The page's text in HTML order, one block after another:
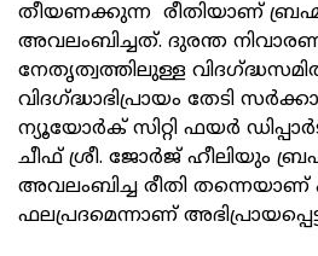
തീയണക്കുന്ന രീതിയാണ്
അവലംബിച്ചത്. ദുരന്ത
നേതൃത്വത്തിലുള്ള
വിദഗ്ദ്ധാഭിപ്രായം തേടി
ന്യൂയോര്‍ക് സിറ്റി ഫയര്‍
ചീഫ് ശ്രീ. ജോര്‍ജ് ഹീലിയും
അവലംബിച്ച രീതി തന്നെയാണ്
ഫലപ്രദമെന്നാണ്